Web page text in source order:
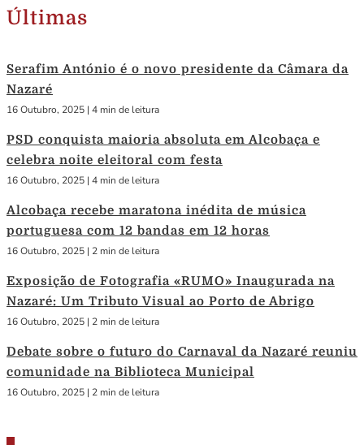
Últimas
Serafim António é o novo presidente da Câmara da
Nazaré
16 Outubro, 2025 | 4 min de leitura
PSD conquista maioria absoluta em Alcobaça e
celebra noite eleitoral com festa
16 Outubro, 2025 | 4 min de leitura
Alcobaça recebe maratona inédita de música
portuguesa com 12 bandas em 12 horas
16 Outubro, 2025 | 2 min de leitura
Exposição de Fotografia «RUMO» Inaugurada na
Nazaré: Um Tributo Visual ao Porto de Abrigo
16 Outubro, 2025 | 2 min de leitura
Debate sobre o futuro do Carnaval da Nazaré reuniu
comunidade na Biblioteca Municipal
16 Outubro, 2025 | 2 min de leitura